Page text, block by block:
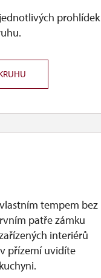
prohlídek
tempem bez
patře zámku
interiérů
přízemí uvidíte